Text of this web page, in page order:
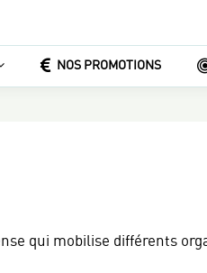
NOS PROMOTIONS
qui mobilise différents